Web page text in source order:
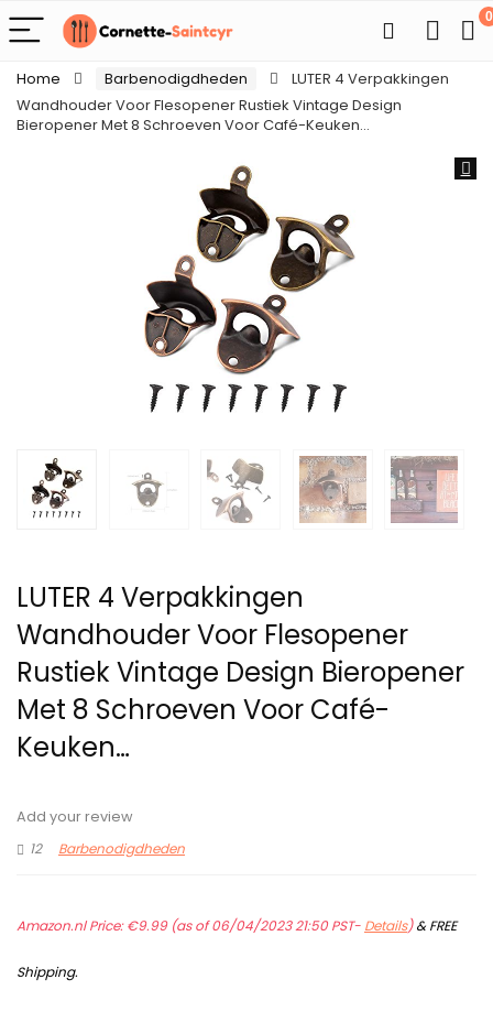
0
Home Barbenodigdheden
LUTER 4 Verpakkingen
Wandhouder Voor Flesopener Rustiek Vintage Design
Bieropener Met 8 Schroeven Voor Café-Keuken…
LUTER 4 Verpakkingen
Wandhouder Voor Flesopener
Rustiek Vintage Design Bieropener
Met 8 Schroeven Voor Café-
Keuken…
Add your review
12
Barbenodigdheden
Amazon.nl Price:€9.99(as of 06/04/2023 21:50 PST- Details)&FREE
Shipping.